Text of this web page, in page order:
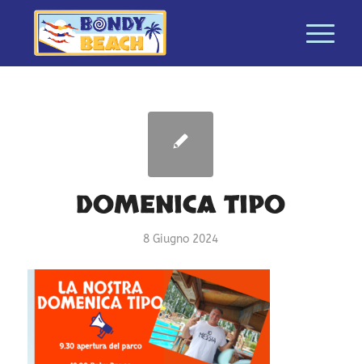
DOMENICA TIPO
8 Giugno 2024